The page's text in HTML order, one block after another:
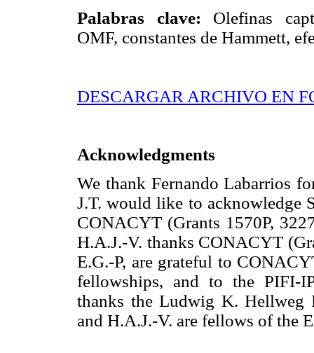
Palabras clave: Olefinas
OMF, constantes de Hammett,
DESCARGAR ARCHIVO EN
Acknowledgments
We thank Fernando Labarrios
J.T. would like to acknowledge
CONACYT (Grants 1570P,
H.A.J.-V. thanks CONACYT
E.G.-P, are grateful to
fellowships, and to the PIFI-
thanks the Ludwig K. Hellweg
and H.A.J.-V. are fellows of the